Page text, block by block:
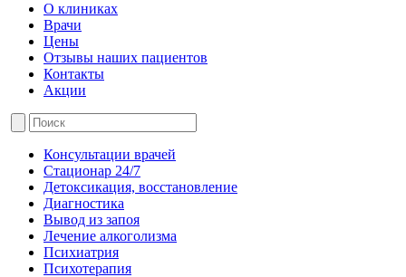
О клиниках
Врачи
Цены
Отзывы наших пациентов
Контакты
Акции
Консультации врачей
Стационар 24/7
Детоксикация, восстановление
Диагностика
Вывод из запоя
Лечение алкоголизма
Психиатрия
Психотерапия